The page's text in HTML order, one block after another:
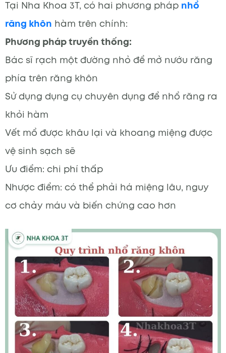
Tại Nha Khoa 3T, có hai phương pháp nhổ
răng khôn hàm trên chính:
Phương pháp truyền thống:
Bác sĩ rạch một đường nhỏ để mở nướu răng
phía trên răng khôn
Sử dụng dụng cụ chuyên dụng để nhổ răng ra
khỏi hàm
Vết mổ được khâu lại và khoang miệng được
vệ sinh sạch sẽ
Ưu điểm: chi phí thấp
Nhược điểm: có thể phải há miệng lâu, nguy
cơ chảy máu và biến chứng cao hơn